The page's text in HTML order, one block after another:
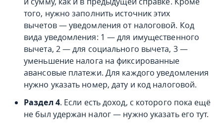
того, нужно заполнить источник этих
вычетов — уведомления от налоговой. Код
вида уведомления: 1 — для имущественного
вычета, 2 — для социального вычета, 3 —
уменьшение налога на фиксированные
авансовые платежи. Для каждого уведомления
нужно указать номер, дату и код налоговой.
Раздел 4. Если есть доход, с которого пока ещё
не был удержан налог — нужно указать его тут.